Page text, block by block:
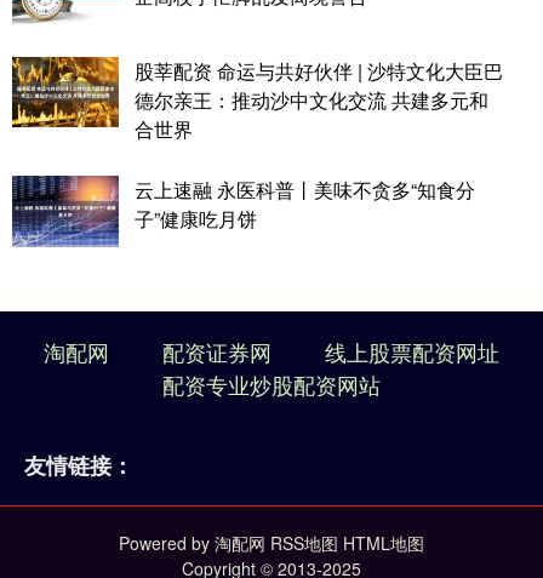
股莘配资 命运与共好伙伴 | 沙特文化大臣巴
德尔亲王：推动沙中文化交流 共建多元和
合世界
云上速融 永医科普丨美味不贪多“知食分
子”健康吃月饼
淘配网 配资证券网
线上股票配资网址
配资专业炒股配资网站
友情链接：
Powered by 淘配网 RSS地图 HTML地图
Copyright © 2013-2025